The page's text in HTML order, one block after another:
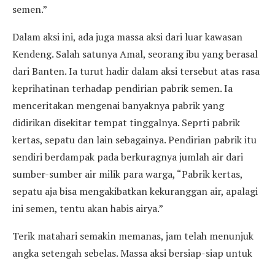
semen.”
Dalam aksi ini, ada juga massa aksi dari luar kawasan
Kendeng. Salah satunya Amal, seorang ibu yang berasal
dari Banten. Ia turut hadir dalam aksi tersebut atas rasa
keprihatinan terhadap pendirian pabrik semen. Ia
menceritakan mengenai banyaknya pabrik yang
didirikan disekitar tempat tinggalnya. Seprti pabrik
kertas, sepatu dan lain sebagainya. Pendirian pabrik itu
sendiri berdampak pada berkuragnya jumlah air dari
sumber-sumber air milik para warga, “Pabrik kertas,
sepatu aja bisa mengakibatkan kekuranggan air, apalagi
ini semen, tentu akan habis airya.”
Terik matahari semakin memanas, jam telah menunjuk
angka setengah sebelas. Massa aksi bersiap-siap untuk